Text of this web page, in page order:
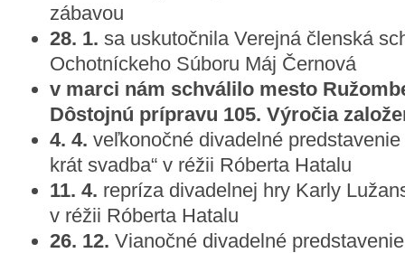
zábavou
28. 1. sa uskutočnila Verejná členská
Ochotníckeho Súboru Máj Černová
v marci nám schválilo mesto
Dôstojnú prípravu 105. Výročia
4. 4. veľkonočné divadelné
krát svadba“ v réžii Róberta Hatalu
11. 4. repríza divadelnej hry Karly
v réžii Róberta Hatalu
26. 12. Vianočné divadelné